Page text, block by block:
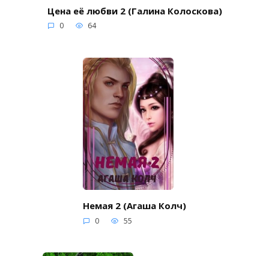
Цена её любви 2 (Галина Колоскова)
0 64
Немая 2 (Агаша Колч)
0 55